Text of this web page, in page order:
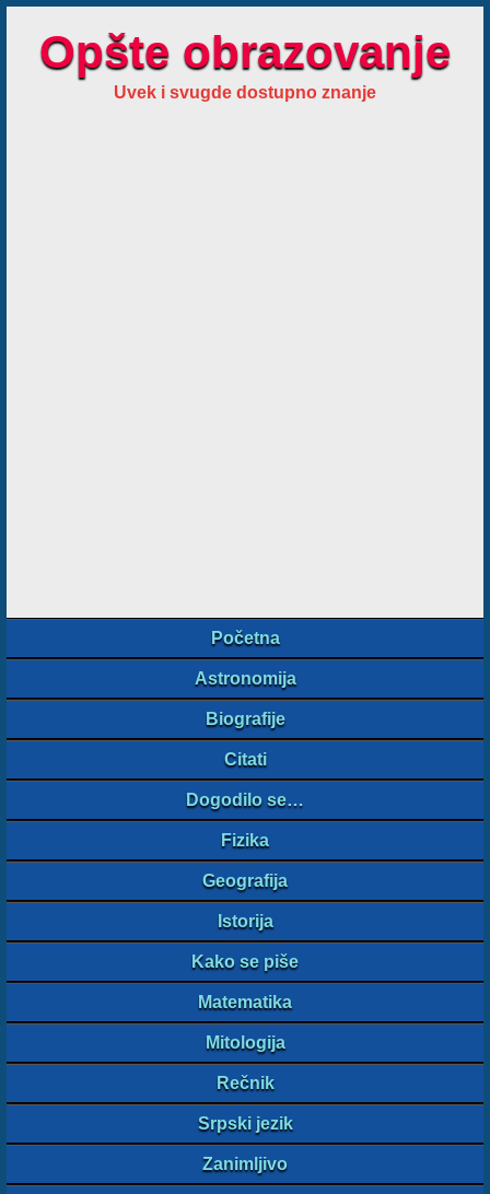
Opšte obrazovanje
Uvek i svugde dostupno znanje
Početna
Astronomija
Biografije
Citati
Dogodilo se…
Fizika
Geografija
Istorija
Kako se piše
Matematika
Mitologija
Rečnik
Srpski jezik
Zanimljivo